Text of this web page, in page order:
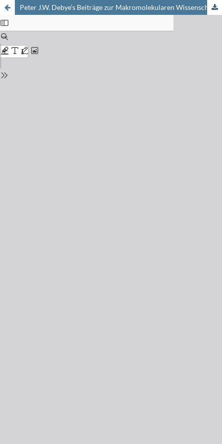
Peter J.W. Debye’s Beiträge zur Makromolekularen Wissenschaft — ein Beispiel zukunftsweisender Forschung